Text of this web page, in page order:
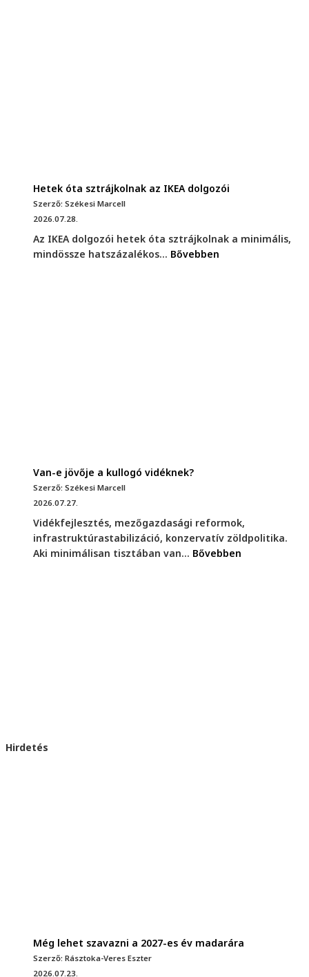
Hetek óta sztrájkolnak az IKEA dolgozói
Szerző: Székesi Marcell
2026.07.28.
Az IKEA dolgozói hetek óta sztrájkolnak a minimális,
mindössze hatszázalékos... Bővebben
Van-e jövője a kullogó vidéknek?
Szerző: Székesi Marcell
2026.07.27.
Vidékfejlesztés, mezőgazdasági reformok,
infrastruktúrastabilizáció, konzervatív zöldpolitika.
Aki minimálisan tisztában van... Bővebben
Hirdetés
Még lehet szavazni a 2027-es év madarára
Szerző: Rásztoka-Veres Eszter
2026.07.23.